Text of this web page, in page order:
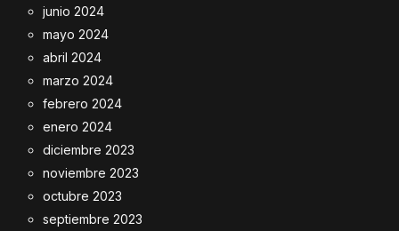
junio 2024
mayo 2024
abril 2024
marzo 2024
febrero 2024
enero 2024
diciembre 2023
noviembre 2023
octubre 2023
septiembre 2023